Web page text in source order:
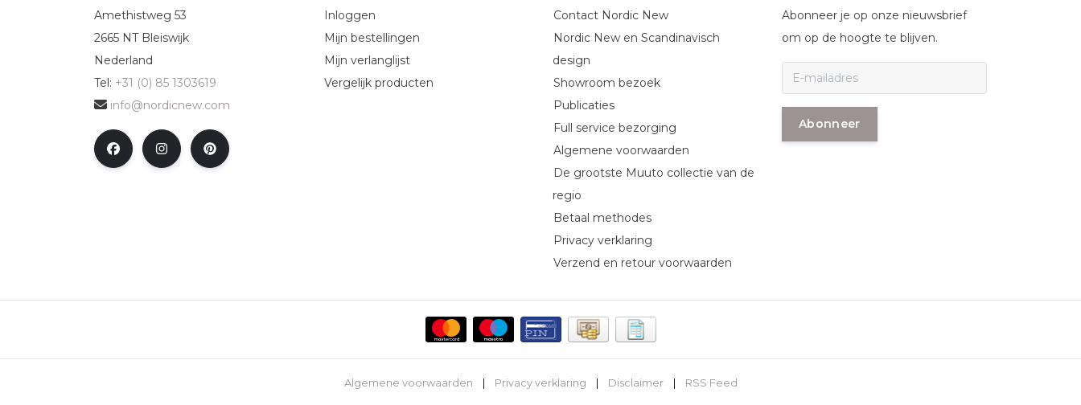
Amethistweg 53
2665 NT Bleiswijk
Nederland
Tel: +31 (0) 85 1303619
info@nordicnew.com
Inloggen
Mijn bestellingen
Mijn verlanglijst
Vergelijk producten
Contact Nordic New
Nordic New en Scandinavisch
design
Showroom bezoek
Publicaties
Full service bezorging
Algemene voorwaarden
De grootste Muuto collectie van de
regio
Betaal methodes
Privacy verklaring
Verzend en retour voorwaarden
Abonneer je op onze nieuwsbrief
om op de hoogte te blijven.
Abonneer
Algemene voorwaarden Privacy verklaring Disclaimer RSS Feed